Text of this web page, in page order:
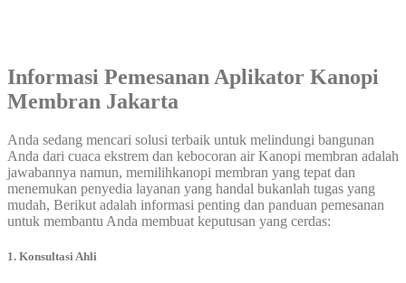
Informasi Pemesanan Aplikator Kanopi
Membran Jakarta
Anda sedang mencari solusi terbaik untuk melindungi bangunan
Anda dari cuaca ekstrem dan kebocoran air Kanopi membran adalah
jawabannya namun, memilihkanopi membran yang tepat dan
menemukan penyedia layanan yang handal bukanlah tugas yang
mudah, Berikut adalah informasi penting dan panduan pemesanan
untuk membantu Anda membuat keputusan yang cerdas:
1. Konsultasi Ahli